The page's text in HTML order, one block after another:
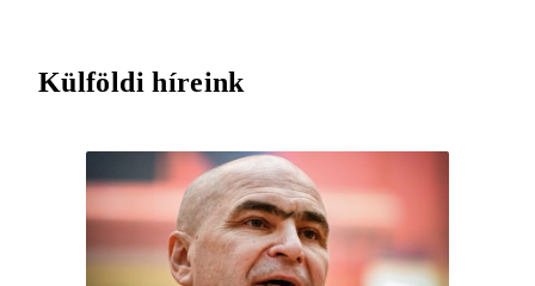
Külföldi híreink